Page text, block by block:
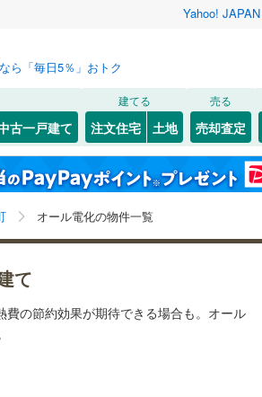
Yahoo! JAPAN
ら「毎日5％」おトク
古一戸建て
建てる
注文住宅 土地
売る
売却査定
オール電化の物件一覧
て
の節約効果が期待できる場合も。オール
城 秋田 山形
玉 千葉
岡 三重
宮城野区(44)
泉区(61)
塩竈市(12)
岩沼市(21)
字中町東(1)
常磐線(4)
石巻線(0)
陸羽東線(0)
仙台空港アクセス線(0)
オール電化（4）
ビルトインガレージ（0）
防犯カメラ （1
検索条件を保存しました
物件通知は、 マイページから設定できます。
亘理町、価格未定を含む、建築条件付き
取り未定を含む、オール電化
お気に入りリストを見る
閉じる
お気に入りリストを見る
閉じる